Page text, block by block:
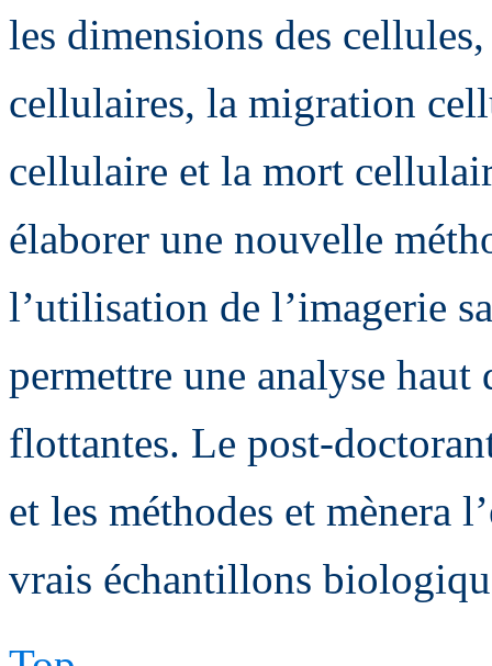
les dimensions des
cellulaires, la migration
cellulaire et la mort
élaborer une nouvelle
l’utilisation de l’imagerie
permettre une analyse
flottantes. Le post-
et les méthodes et mènera
vrais échantillons